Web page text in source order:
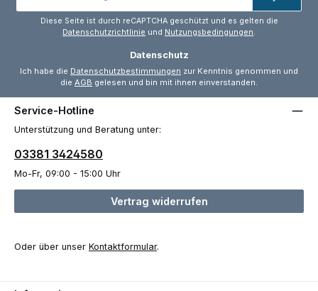
*
Diese Seite ist durch reCAPTCHA geschützt und es gelten die
Datenschutzrichtlinie und Nutzungsbedingungen.
Datenschutz
Ich habe die Datenschutzbestimmungen zur Kenntnis genommen und
die AGB gelesen und bin mit ihnen einverstanden.
Service-Hotline
Unterstützung und Beratung unter:
03381 3424580
Mo-Fr, 09:00 - 15:00 Uhr
Vertrag widerrufen
Oder über unser Kontaktformular.